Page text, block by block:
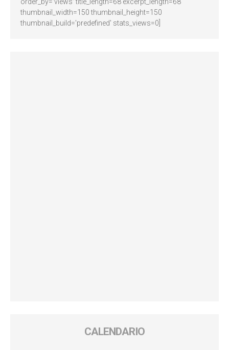
thumbnail_width=150 thumbnail_height=150
thumbnail_build='predefined' stats_views=0]
CALENDARIO